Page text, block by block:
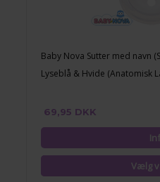
Baby Nova Sutter med navn
Lyseblå & Hvide (Anatomisk
69,95 DKK